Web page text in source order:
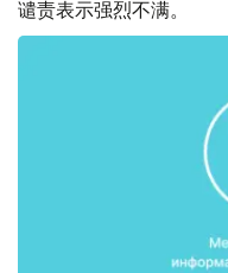
谴责表示强烈不满。